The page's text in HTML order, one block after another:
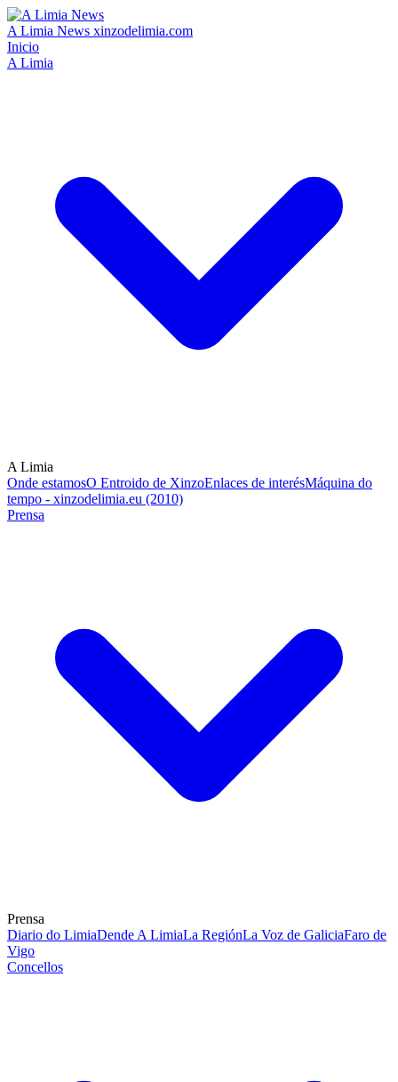
A Limia News xinzodelimia.com
Inicio
A Limia
A Limia
Onde estamosO Entroido de XinzoEnlaces de interésMáquina do
tempo - xinzodelimia.eu (2010)
Prensa
Prensa
Diario do LimiaDende A LimiaLa RegiónLa Voz de GaliciaFaro de
Vigo
Concellos